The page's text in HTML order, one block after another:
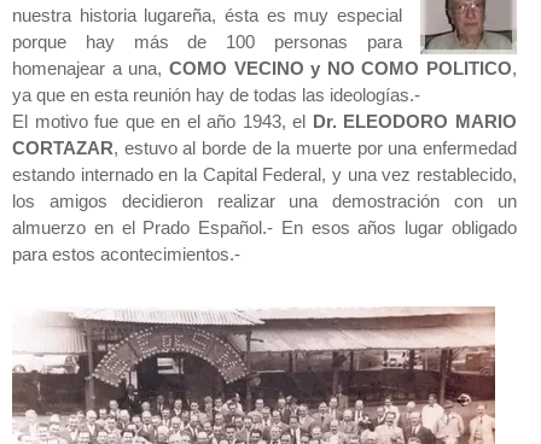
nuestra historia lugareña, ésta es muy especial
porque hay más de 100 personas para
homenajear a una, COMO VECINO y NO COMO POLITICO,
ya que en esta reunión hay de todas las ideologías.-
El motivo fue que en el año 1943, el
Dr. ELEODORO MARIO
CORTAZAR, estuvo al borde de la muerte por una enfermedad
estando internado en la Capital Federal, y una vez restablecido,
los amigos decidieron realizar una demostración con un
almuerzo en el Prado Español.- En esos años lugar obligado
para estos acontecimientos.-